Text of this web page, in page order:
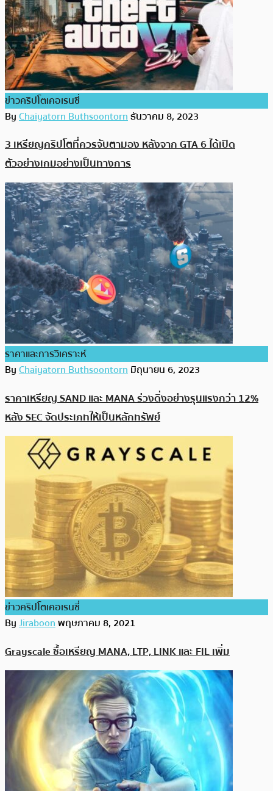
ข่าวคริปโตเคอเรนซี่
ByChaiyatorn Buthsoontornธันวาคม 8, 2023
3 เหรียญคริปโตที่ควรจับตามอง หลังจาก GTA 6 ได้เปิด
ตัวอย่างเกมอย่างเป็นทางการ
ราคาและการวิเคราะห์
ByChaiyatorn Buthsoontornมิถุนายน 6, 2023
ราคาเหรียญ SAND และ MANA ร่วงดิ่งอย่างรุนแรงกว่า 12%
หลัง SEC จัดประเภทให้เป็นหลักทรัพย์
ข่าวคริปโตเคอเรนซี่
ByJiraboonพฤษภาคม 8, 2021
Grayscale ซื้อเหรียญ MANA, LTP, LINK และ FIL เพิ่ม